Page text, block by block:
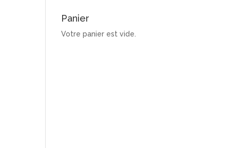
Panier
Votre panier est vide.